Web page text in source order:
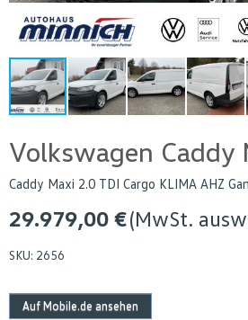
Volkswagen Caddy
Caddy Maxi 2.0 TDI Cargo KLIMA AHZ
29.979,00 €(MwSt.
SKU: 2656
Auf Mobile.de ansehen